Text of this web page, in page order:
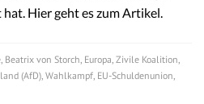
Hier geht es zum Artikel.
, Beatrix von Storch, Europa, Zivile Koalition,
(AfD), Wahlkampf, EU-Schuldenunion,